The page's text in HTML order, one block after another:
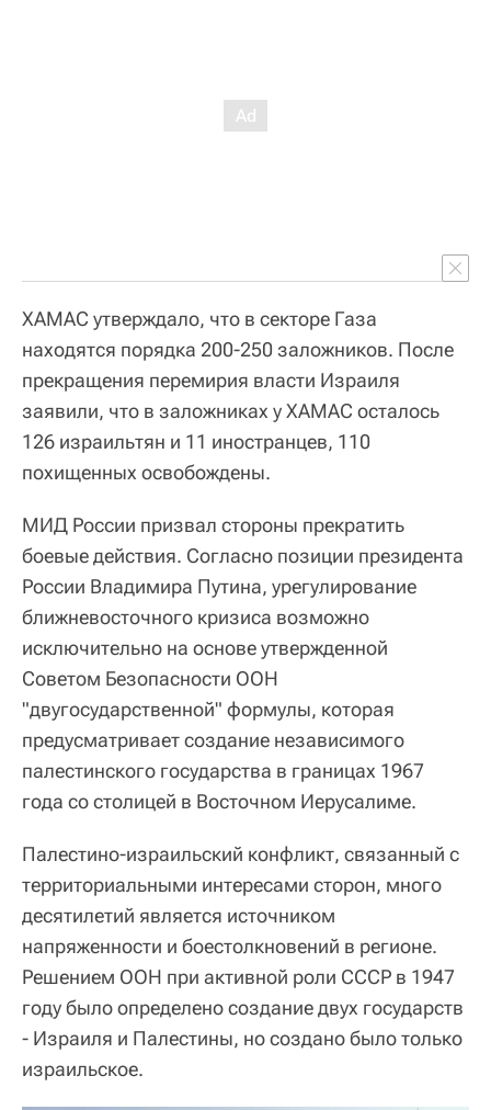
ХАМАС утверждало, что в секторе Газа
находятся порядка 200-250 заложников. После
прекращения перемирия власти Израиля
заявили, что в заложниках у ХАМАС осталось
126 израильтян и 11 иностранцев, 110
похищенных освобождены.
МИД России призвал стороны прекратить
боевые действия. Согласно позиции президента
России Владимира Путина, урегулирование
ближневосточного кризиса возможно
исключительно на основе утвержденной
Советом Безопасности ООН
"двугосударственной" формулы, которая
предусматривает создание независимого
палестинского государства в границах 1967
года со столицей в Восточном Иерусалиме.
Палестино-израильский конфликт, связанный с
территориальными интересами сторон, много
десятилетий является источником
напряженности и боестолкновений в регионе.
Решением ООН при активной роли СССР в 1947
году было определено создание двух государств
- Израиля и Палестины, но создано было только
израильское.